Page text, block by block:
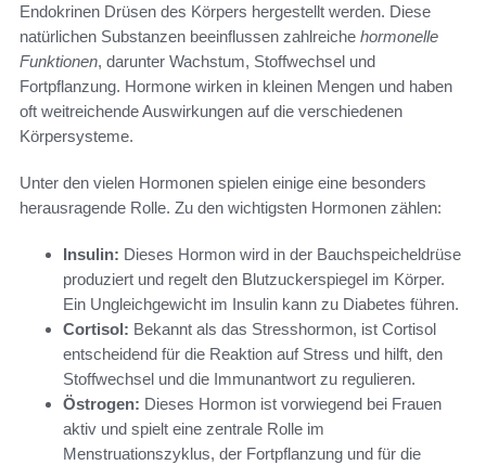
Endokrinen Drüsen des Körpers hergestellt werden. Diese
natürlichen Substanzen beeinflussen zahlreiche hormonelle
Funktionen, darunter Wachstum, Stoffwechsel und
Fortpflanzung. Hormone wirken in kleinen Mengen und haben
oft weitreichende Auswirkungen auf die verschiedenen
Körpersysteme.
Unter den vielen Hormonen spielen einige eine besonders
herausragende Rolle. Zu den wichtigsten Hormonen zählen:
Insulin: Dieses Hormon wird in der Bauchspeicheldrüse
produziert und regelt den Blutzuckerspiegel im Körper.
Ein Ungleichgewicht im Insulin kann zu Diabetes führen.
Cortisol: Bekannt als das Stresshormon, ist Cortisol
entscheidend für die Reaktion auf Stress und hilft, den
Stoffwechsel und die Immunantwort zu regulieren.
Östrogen: Dieses Hormon ist vorwiegend bei Frauen
aktiv und spielt eine zentrale Rolle im
Menstruationszyklus, der Fortpflanzung und für die